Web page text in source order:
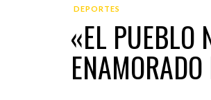
DEPORTES
«EL PUEBLO